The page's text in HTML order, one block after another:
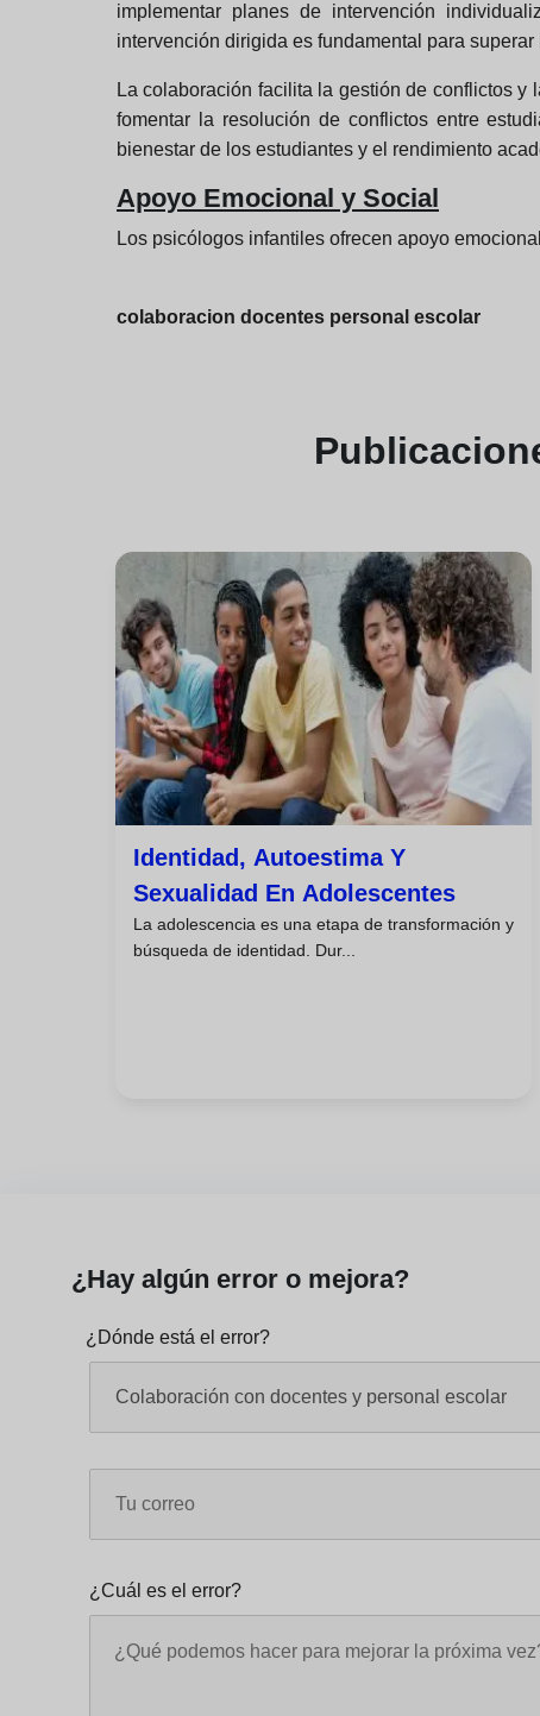
implementar planes de intervención
intervención dirigida es fundamental para
La colaboración facilita la gestión de conflictos
fomentar la resolución de conflictos entre
bienestar de los estudiantes y el rendimiento
Apoyo Emocional y Social
Los psicólogos infantiles ofrecen apoyo
colaboracion docentes personal escolar
Identidad, Autoestima Y
Sexualidad En Adolescentes
La adolescencia es una etapa de transformación y
búsqueda de identidad. Dur...
¿Hay algún error o mejora?
¿Dónde está el error?
¿Cuál es el error?